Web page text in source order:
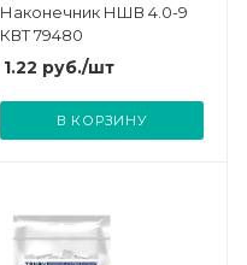
Наконечник НШВ 4.0-9
КВТ 79480
1.22 руб./шт
В КОРЗИНУ